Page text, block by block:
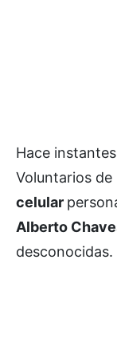
Hace
Voluntarios
celular
Alberto
desconocidas.